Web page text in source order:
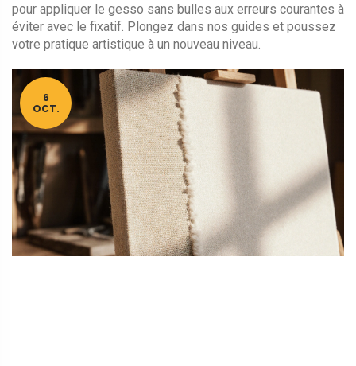
pour appliquer le gesso sans bulles aux erreurs courantes à
éviter avec le fixatif. Plongez dans nos guides et poussez
votre pratique artistique à un nouveau niveau.
6
OCT.